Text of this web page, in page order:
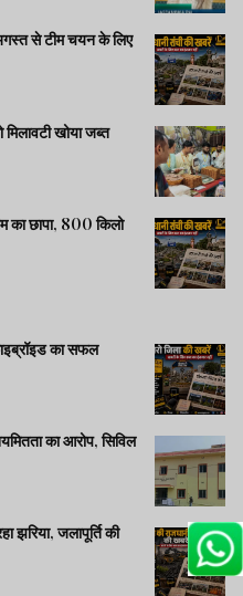
से टीम चयन के लिए
खोया जब्त
का छापा, 800 किलो
का सफल
का आरोप, सिविल
जलापूर्ति की